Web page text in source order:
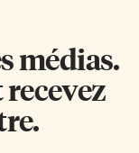
médias.
recevez